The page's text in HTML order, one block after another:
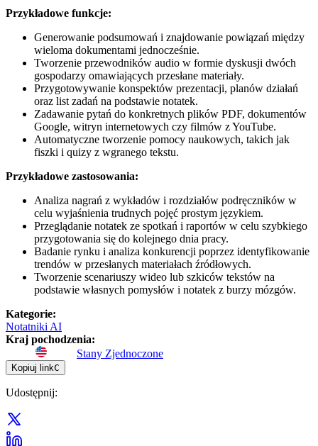
Przykładowe funkcje:
Generowanie podsumowań i znajdowanie powiązań między
wieloma dokumentami jednocześnie.
Tworzenie przewodników audio w formie dyskusji dwóch
gospodarzy omawiających przesłane materiały.
Przygotowywanie konspektów prezentacji, planów działań
oraz list zadań na podstawie notatek.
Zadawanie pytań do konkretnych plików PDF, dokumentów
Google, witryn internetowych czy filmów z YouTube.
Automatyczne tworzenie pomocy naukowych, takich jak
fiszki i quizy z wgranego tekstu.
Przykładowe zastosowania:
Analiza nagrań z wykładów i rozdziałów podręczników w
celu wyjaśnienia trudnych pojęć prostym językiem.
Przeglądanie notatek ze spotkań i raportów w celu szybkiego
przygotowania się do kolejnego dnia pracy.
Badanie rynku i analiza konkurencji poprzez identyfikowanie
trendów w przesłanych materiałach źródłowych.
Tworzenie scenariuszy wideo lub szkiców tekstów na
podstawie własnych pomysłów i notatek z burzy mózgów.
Kategorie:
Notatniki AI
Kraj pochodzenia:
Stany Zjednoczone
Kopiuj linkC
Udostępnij: